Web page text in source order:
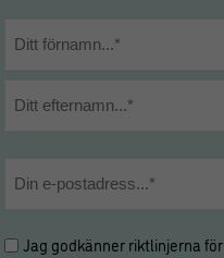
Hantering
Jag godkänner riktlinjerna för